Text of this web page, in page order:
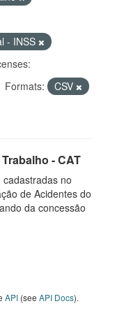
- INSS
Formats:
CSV
- CAT
cadastradas no
de Acidentes do
da concessão
API (see API Docs).